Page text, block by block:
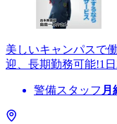
美しいキャンパスで
迎、長期勤務可能!1
警備スタッフ 月